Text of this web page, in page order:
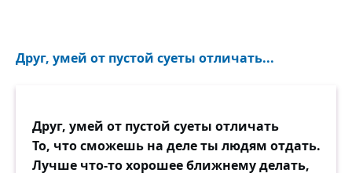
Друг, умей от пустой суеты отличать...
Друг, умей от пустой суеты отличать
То, что сможешь на деле ты людям отдать.
Лучше что-то хорошее ближнему делать,